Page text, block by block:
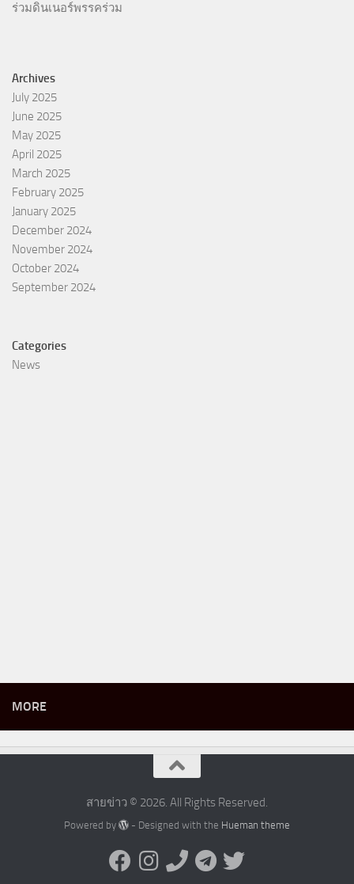
ร่วมดินเนอร์พรรคร่วม
Archives
July 2025
June 2025
May 2025
April 2025
March 2025
February 2025
January 2025
December 2024
November 2024
October 2024
September 2024
Categories
News
MORE
สายข่าว © 2026. All Rights Reserved.
Powered by - Designed with the Hueman theme